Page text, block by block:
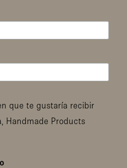
que te gustaría recibir
Handmade Products